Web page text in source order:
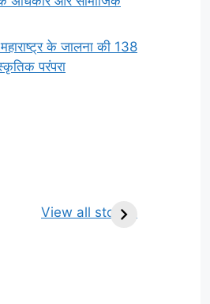
महाराष्ट्र के जालना की 138
परंपरा
View all stories
ज्योतिर्लिंग | नाम, स्थान एवं